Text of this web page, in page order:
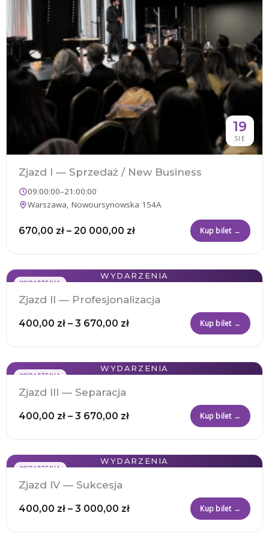
19
SIE
Zjazd I — Sprzedaż / New Business
09:00:00–21:00:00
Warszawa, Nowoursynowska 154A
670,00 zł – 20 000,00 zł Kup bilet →
WYDARZENIA
WYDARZENIA
Zjazd II — Profesjonalizacja
400,00 zł – 3 670,00 zł
Zakres
400,00 zł
670,00 zł
Kup bilet →
WYDARZENIA
WYDARZENIA
Zjazd III — Separacja
400,00 zł – 3 670,00 zł
Zakres
400,00 zł
670,00 zł
Kup bilet →
WYDARZENIA
WYDARZENIA
Zjazd IV — Sukcesja
400,00 zł – 3 000,00 zł
Zakres
400,00 zł
Kup bilet →